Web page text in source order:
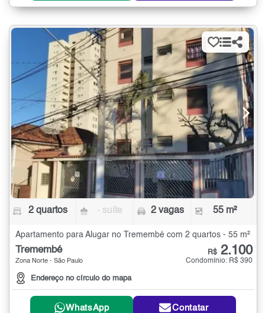
2 quartos - suíte 2 vagas 55 m²
Apartamento para Alugar no Tremembé com 2 quartos - 55 m²
Tremembé
Zona Norte - São Paulo
Endereço no círculo do mapa
R$ 2.100
Condomínio: R$ 390
WhatsApp Contatar